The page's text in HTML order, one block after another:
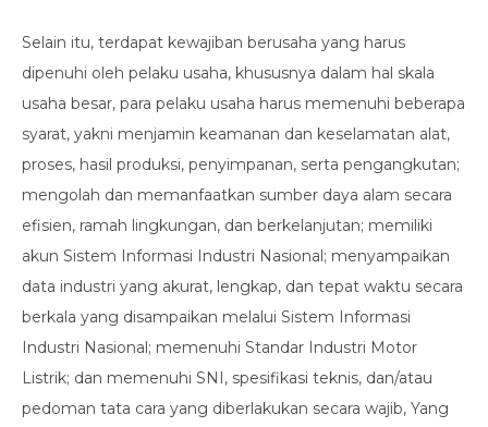
Selain itu, terdapat kewajiban berusaha yang harus
dipenuhi oleh pelaku usaha, khususnya dalam hal skala
usaha besar, para pelaku usaha harus memenuhi beberapa
syarat, yakni menjamin keamanan dan keselamatan alat,
proses, hasil produksi, penyimpanan, serta pengangkutan;
mengolah dan memanfaatkan sumber daya alam secara
efisien, ramah lingkungan, dan berkelanjutan; memiliki
akun Sistem Informasi Industri Nasional; menyampaikan
data industri yang akurat, lengkap, dan tepat waktu secara
berkala yang disampaikan melalui Sistem Informasi
Industri Nasional; memenuhi Standar Industri Motor
Listrik; dan memenuhi SNI, spesifikasi teknis, dan/atau
pedoman tata cara yang diberlakukan secara wajib, Yang